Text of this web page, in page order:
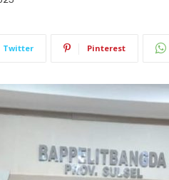
Twitter Pinterest